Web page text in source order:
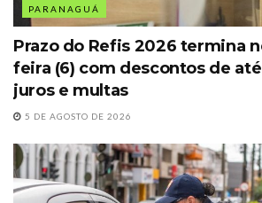
PARANAGUÁ
Prazo do Refis 2026 termina
feira (6) com descontos de até
juros e multas
5 DE AGOSTO DE 2026